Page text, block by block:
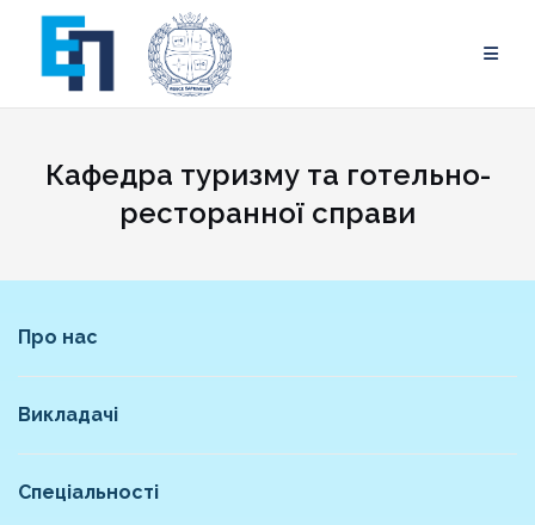
content
Кафедра туризму та готельно-
ресторанної справи
Про нас
Викладачі
Спеціальності